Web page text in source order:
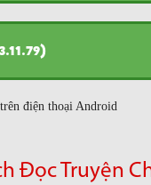
điện thoại Android
Đọc Truyện